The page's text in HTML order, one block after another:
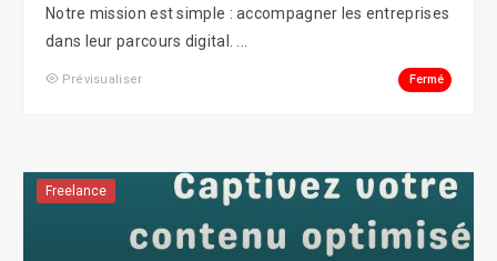
Notre mission est simple : accompagner les entreprises
dans leur parcours digital. ...
Prévisualiser Fermé
Freelance